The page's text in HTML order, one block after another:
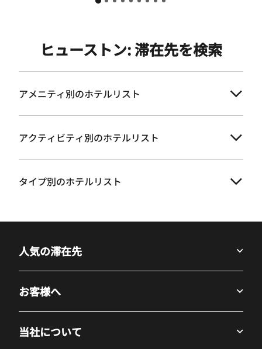
ヒューストン: 滞在先を検索
アメニティ別のホテルリスト
アクティビティ別のホテルリスト
タイプ別のホテルリスト
人気の滞在先
お客様へ
当社について